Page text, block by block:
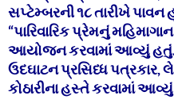
સપ્ટેમ્બરની ૧૮ તારીખે પાવન
“પારિવારિક પ્રેમનું
આયોજન કરવામાં આવ્યું હતું.
ઉદઘાટન પ્રસિધ્ધ પત્રકાર,
કોઠારીના હસ્તે કરવામાં